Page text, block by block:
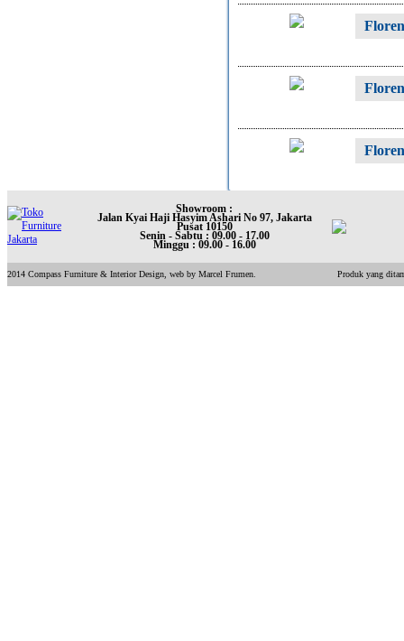
Showroom :
Jalan Kyai Haji Hasyim Ashari No 97, Jakarta
Pusat 10150
Senin - Sabtu : 09.00 - 17.00
Minggu : 09.00 - 16.00
2014 Compass Furniture & Interior Design, web by Marcel Frumen. Produk yang